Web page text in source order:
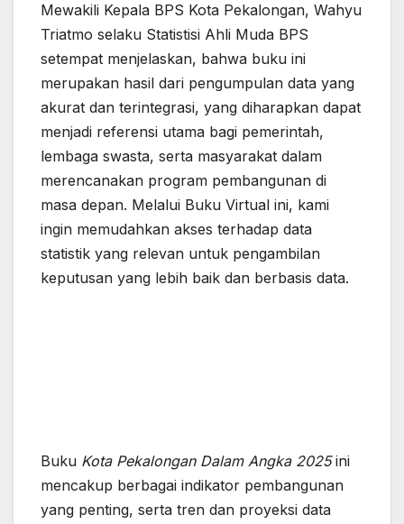
Mewakili Kepala BPS Kota Pekalongan, Wahyu
Triatmo selaku Statistisi Ahli Muda BPS
setempat menjelaskan, bahwa buku ini
merupakan hasil dari pengumpulan data yang
akurat dan terintegrasi, yang diharapkan dapat
menjadi referensi utama bagi pemerintah,
lembaga swasta, serta masyarakat dalam
merencanakan program pembangunan di
masa depan. Melalui Buku Virtual ini, kami
ingin memudahkan akses terhadap data
statistik yang relevan untuk pengambilan
keputusan yang lebih baik dan berbasis data.
Buku Kota Pekalongan Dalam Angka 2025ini
mencakup berbagai indikator pembangunan
yang penting, serta tren dan proyeksi data